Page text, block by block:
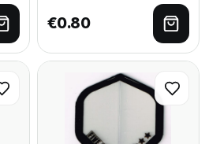
Toevoegen aan winkelwagen
€0.80